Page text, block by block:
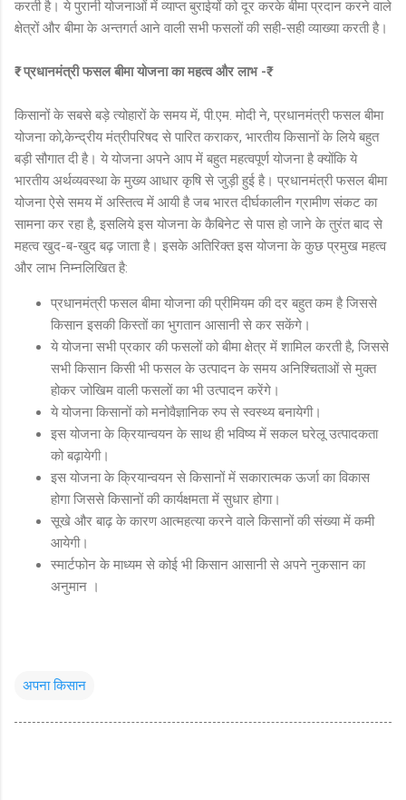
करती है। ये पुरानी योजनाओं में व्याप्त बुराईयों को दूर करके बीमा प्रदान करने वाले
क्षेत्रों और बीमा के अन्तगर्त आने वाली सभी फसलों की सही-सही व्याख्या करती है।
₹- प्रधानमंत्री फसल बीमा योजना का महत्व और लाभ -₹
किसानों के सबसे बड़े त्योहारों के समय में, पी.एम. मोदी ने, प्रधानमंत्री फसल बीमा
योजना को,केन्द्रीय मंत्रीपरिषद से पारित कराकर, भारतीय किसानों के लिये बहुत
बड़ी सौगात दी है। ये योजना अपने आप में बहुत महत्वपूर्ण योजना है क्योंकि ये
भारतीय अर्थव्यवस्था के मुख्य आधार कृषि से जुड़ी हुई है। प्रधानमंत्री फसल बीमा
योजना ऐसे समय में अस्तित्व में आयी है जब भारत दीर्घकालीन ग्रामीण संकट का
सामना कर रहा है, इसलिये इस योजना के कैबिनेट से पास हो जाने के तुरंत बाद से
महत्व खुद-ब-खुद बढ़ जाता है। इसके अतिरिक्त इस योजना के कुछ प्रमुख महत्व
और लाभ निम्नलिखित है:
प्रधानमंत्री फसल बीमा योजना की प्रीमियम की दर बहुत कम है जिससे
किसान इसकी किस्तों का भुगतान आसानी से कर सकेंगे।
ये योजना सभी प्रकार की फसलों को बीमा क्षेत्र में शामिल करती है, जिससे
सभी किसान किसी भी फसल के उत्पादन के समय अनिश्चिताओं से मुक्त
होकर जोखिम वाली फसलों का भी उत्पादन करेंगे।
ये योजना किसानों को मनोवैज्ञानिक रुप से स्वस्थ्य बनायेगी।
इस योजना के क्रियान्वयन के साथ ही भविष्य में सकल घरेलू उत्पादकता
को बढ़ायेगी।
इस योजना के क्रियान्वयन से किसानों में सकारात्मक ऊर्जा का विकास
होगा जिससे किसानों की कार्यक्षमता में सुधार होगा।
सूखे और बाढ़ के कारण आत्महत्या करने वाले किसानों की संख्या में कमी
आयेगी।
स्मार्टफोन के माध्यम से कोई भी किसान आसानी से अपने नुकसान का
अनुमान ।
अपना किसान